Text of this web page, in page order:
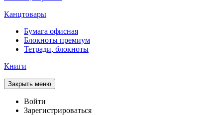
Канцтовары
Бумага офисная
Блокноты премиум
Тетради, блокноты
Книги
Закрыть меню
Войти
Зарегистрироваться